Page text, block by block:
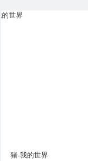
猪-我的世界